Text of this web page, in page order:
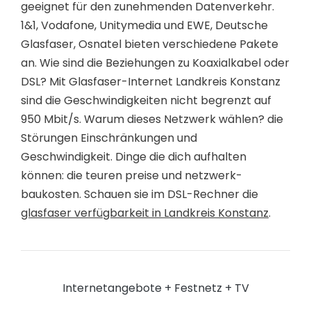
geeignet für den zunehmenden Datenverkehr.
1&1, Vodafone, Unitymedia und EWE, Deutsche
Glasfaser, Osnatel bieten verschiedene Pakete
an. Wie sind die Beziehungen zu Koaxialkabel oder
DSL? Mit Glasfaser-Internet Landkreis Konstanz
sind die Geschwindigkeiten nicht begrenzt auf
950 Mbit/s. Warum dieses Netzwerk wählen? die
Störungen Einschränkungen und
Geschwindigkeit. Dinge die dich aufhalten
können: die teuren preise und netzwerk-
baukosten. Schauen sie im DSL-Rechner die
glasfaser verfügbarkeit in Landkreis Konstanz.
Internetangebote + Festnetz + TV